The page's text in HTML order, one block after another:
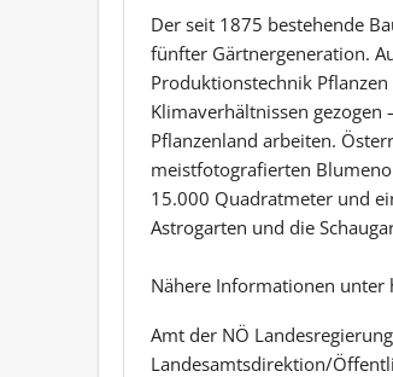
Der seit 1875 bestehende
fünfter Gärtnergeneration.
Produktionstechnik
Klimaverhältnissen gezogen
Pflanzenland arbeiten.
meistfotografierten
15.000 Quadratmeter und
Astrogarten und die
Nähere Informationen
Amt der NÖ Landesregierung
Landesamtsdirektion/